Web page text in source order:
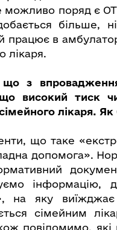
можливо поряд є
більше,
працює в
лікаря.
з
високий тиск
лікаря.
що таке
допомога».
на яку
сімейним
повідомимо, які